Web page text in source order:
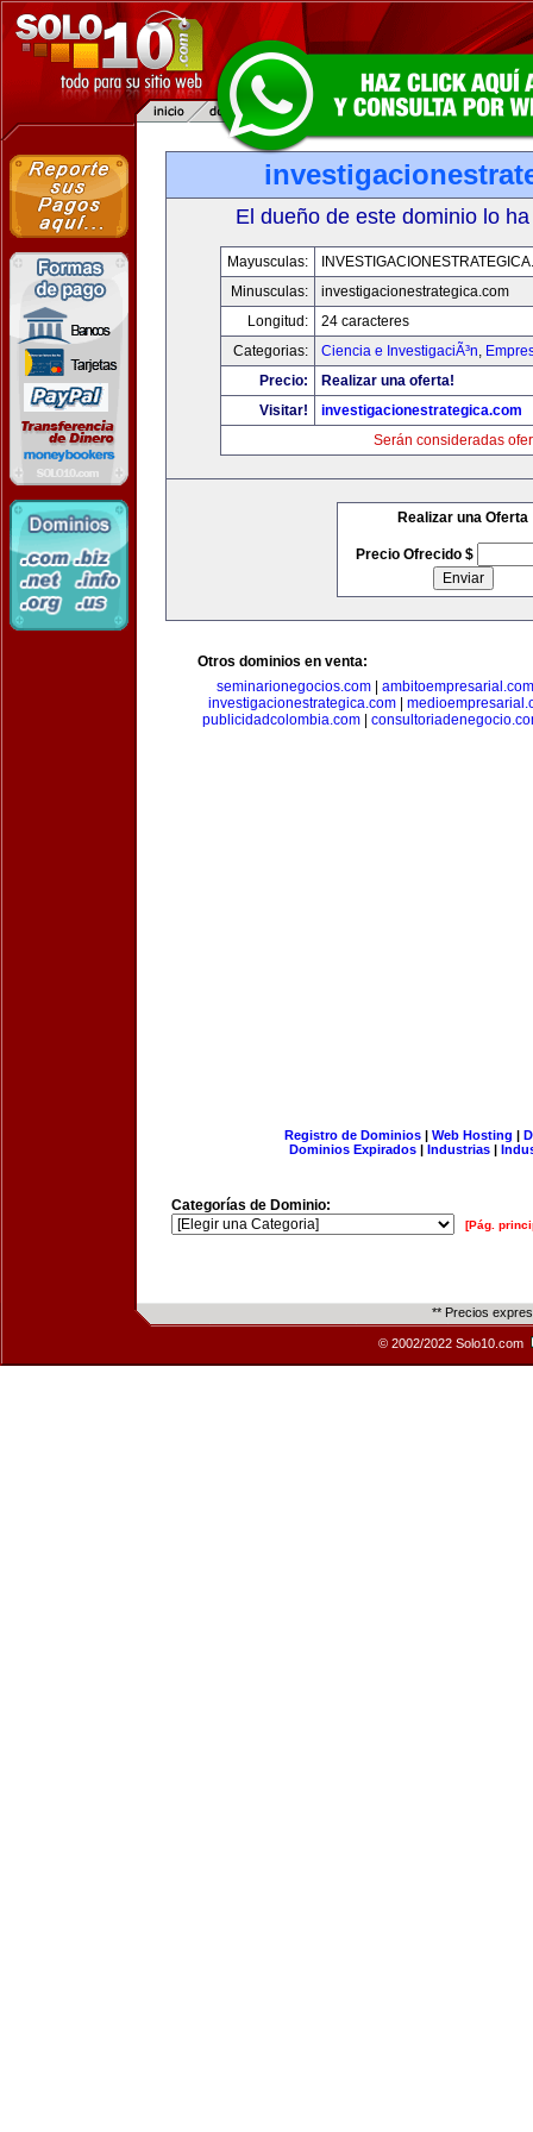
El dueño de este dominio lo
Mayusculas:
Minusculas:
investigacionestrategica.com
Longitud:
24 caracteres
Categorias:
Ciencia e InvestigaciÃ³n,
Precio:
Realizar una oferta!
Visitar!
investigacionestrategica.com
Serán consideradas
Realizar una Oferta
Precio Ofrecido $
Otros dominios en venta:
seminarionegocios.com| ambitoempresarial.com
investigacionestrategica.com
publicidadcolombia.com|
Registro de Dominios| Web Hosting |
Dominios Expirados | Industrias |
Categorías de Dominio:
[Pág.
** Precios
© 2002/2022 Solo10.com